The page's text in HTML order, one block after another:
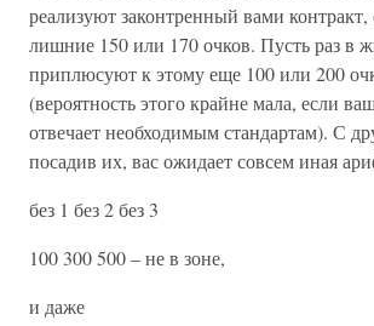
реализуют законтренный вами
лишние 150 или 170 очков. Пусть раз в
приплюсуют к этому еще 100 или 200
(вероятность этого крайне мала, если
отвечает необходимым стандартам). С
посадив их, вас ожидает совсем иная
без 1 без 2 без 3
100 300 500 – не в зоне,
и даже